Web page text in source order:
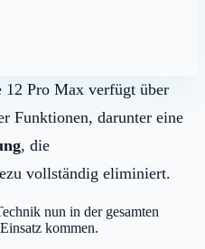
12 Pro Max verfügt über
Funktionen, darunter eine
, die
vollständig eliminiert.
nun in der gesamten
kommen.